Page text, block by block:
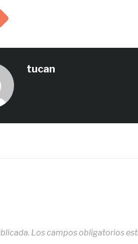
tucan
Los campos obligatorios